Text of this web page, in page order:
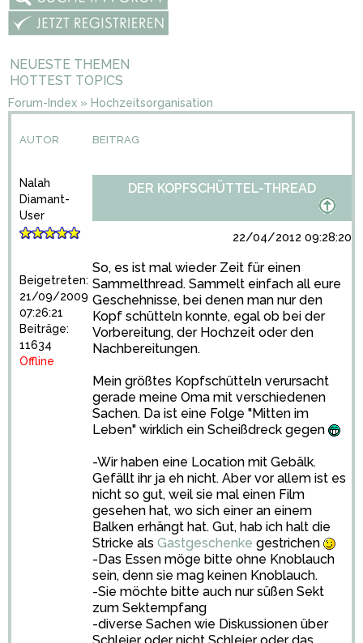
NEUESTE THEMEN
HOTTEST TOPICS
Forum-Index » Hochzeitsorganisation
AUTOR BEITRAG
Nalah
Diamant-
User
Beigetreten:
21/09/2009
07:26:21
Beiträge:
11634
Offline
DER KOPFSCHÜTTEL-THREAD
22/04/2012 09:28:20
So, es ist mal wieder Zeit für einen
Sammelthread. Sammelt einfach all eure
Geschehnisse, bei denen man nur den
Kopf schütteln konnte, egal ob bei der
Vorbereitung, der Hochzeit oder den
Nachbereitungen.
Mein größtes Kopfschütteln verursacht
gerade meine Oma mit verschiedenen
Sachen. Da ist eine Folge "Mitten im
Leben" wirklich ein Scheißdreck gegen
-Wir haben eine Location mit Gebälk.
Gefällt ihr ja eh nicht. Aber vor allem ist es
nicht so gut, weil sie mal einen Film
gesehen hat, wo sich einer an einem
Balken erhängt hat. Gut, hab ich halt die
Stricke als Gastgeschenke gestrichen
-Das Essen möge bitte ohne Knoblauch
sein, denn sie mag keinen Knoblauch.
-Sie möchte bitte auch nur süßen Sekt
zum Sektempfang
-diverse Sachen wie Diskussionen über